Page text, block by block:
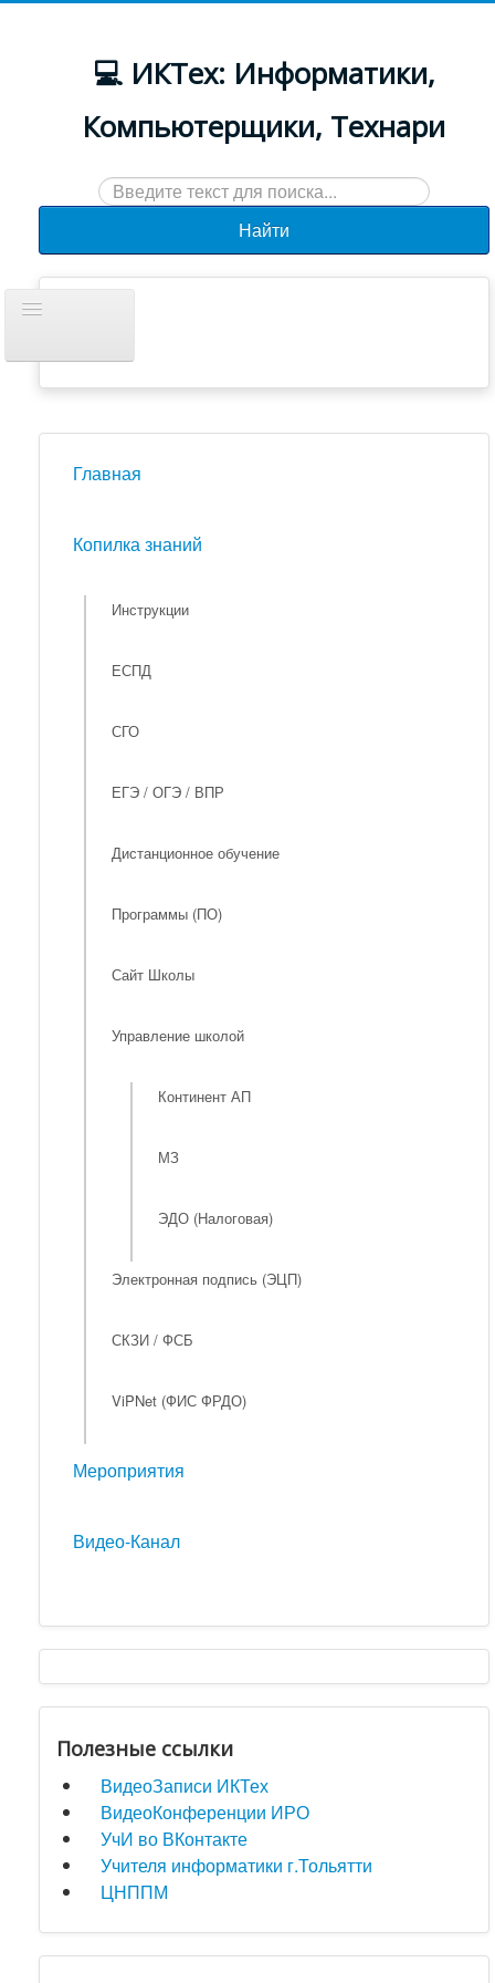
💻 ИКТех: Информатики,
Компьютерщики, Технари
Искать...
Найти
навигацию
Новости
Главная
Копилка знаний
Инструкции
ЕСПД
СГО
ЕГЭ / ОГЭ / ВПР
Дистанционное обучение
Программы (ПО)
Сайт Школы
Управление школой
Континент АП
МЗ
ЭДО (Налоговая)
Электронная подпись (ЭЦП)
СКЗИ / ФСБ
ViPNet (ФИС ФРДО)
Мероприятия
Видео-Канал
Полезные ссылки
ВидеоЗаписи ИКТех
ВидеоКонференции ИРО
УчИ во ВКонтакте
Учителя информатики г.Тольятти
ЦНППМ